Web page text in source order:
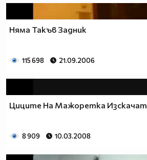
Няма Такъв Задник
115 698 21.09.2006
Циците На Мажоретка Изскачат
8 909 10.03.2008